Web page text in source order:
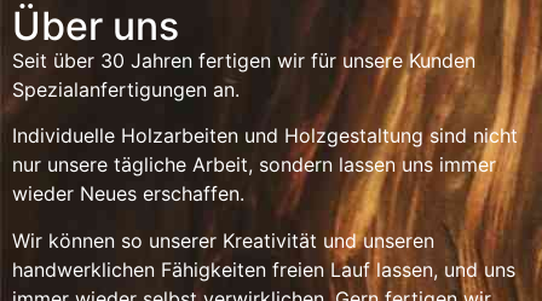
Über uns
Seit über 30 Jahren fertigen wir für unsere Kunden
Spezialanfertigungen an.
Individuelle Holzarbeiten und Holzgestaltung sind nicht
nur unsere tägliche Arbeit, sondern lassen uns immer
wieder Neues erschaffen.
Wir können so unserer Kreativität und unseren
handwerklichen Fähigkeiten freien Lauf lassen, und uns